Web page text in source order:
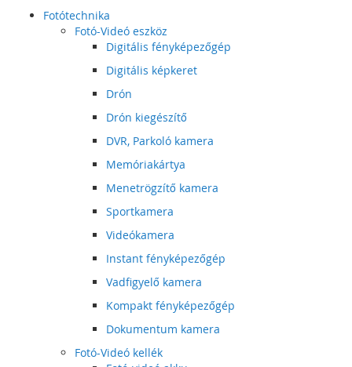
Fotótechnika
Fotó-Videó eszköz
Digitális fényképezőgép
Digitális képkeret
Drón
Drón kiegészítő
DVR, Parkoló kamera
Memóriakártya
Menetrögzítő kamera
Sportkamera
Videókamera
Instant fényképezőgép
Vadfigyelő kamera
Kompakt fényképezőgép
Dokumentum kamera
Fotó-Videó kellék